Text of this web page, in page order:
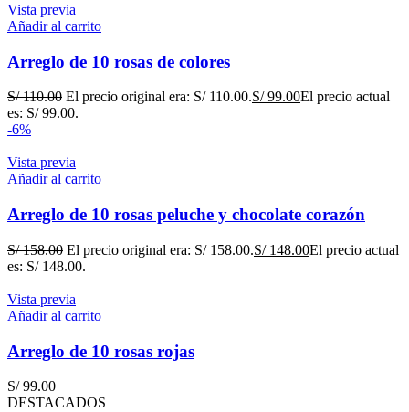
Vista previa
Añadir al carrito
Arreglo de 10 rosas de colores
S/110.00 El precio original era: S/ 110.00.S/99.00El precio actual
es: S/ 99.00.
-6%
Vista previa
Añadir al carrito
Arreglo de 10 rosas peluche y chocolate corazón
S/158.00 El precio original era: S/ 158.00.S/148.00El precio actual
es: S/ 148.00.
Vista previa
Añadir al carrito
Arreglo de 10 rosas rojas
S/99.00
DESTACADOS